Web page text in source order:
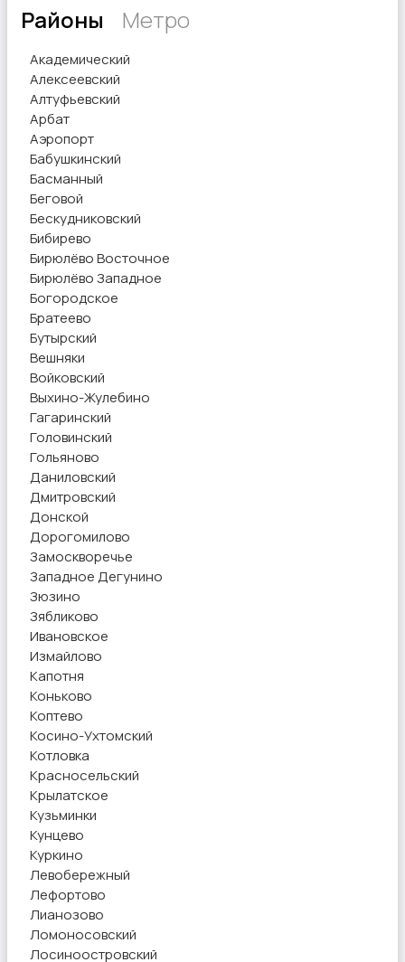
Другое
Районы Метро
Академический
Алексеевский
Алтуфьевский
Арбат
Аэропорт
Бабушкинский
Басманный
Беговой
Бескудниковский
Бибирево
Бирюлёво Восточное
Бирюлёво Западное
Богородское
Братеево
Бутырский
Вешняки
Войковский
Выхино-Жулебино
Гагаринский
Головинский
Гольяново
Даниловский
Дмитровский
Донской
Дорогомилово
Замоскворечье
Западное Дегунино
Зюзино
Зябликово
Ивановское
Измайлово
Капотня
Коньково
Коптево
Косино-Ухтомский
Котловка
Красносельский
Крылатское
Кузьминки
Кунцево
Куркино
Левобережный
Лефортово
Лианозово
Ломоносовский
Лосиноостровский